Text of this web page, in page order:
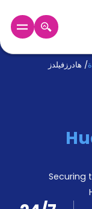
/ هادرزفيلدز
Securing